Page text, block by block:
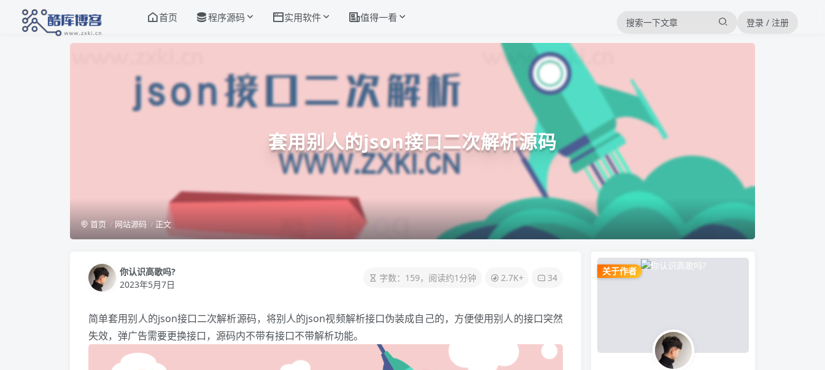
首页 程序源码 实用软件 值得一看 登录 / 注册
套用别人的json接口二次解析源码
首页 网站源码 正文
你认识高歌吗?
2023年5月7日
字数：159，阅读约1分钟 2.7K+ 34
简单套用别人的json接口二次解析源码，将别人的json视频解析接口伪装成自己的，方便使用别人的接口突然
失效，弹广告需要更换接口，源码内不带有接口不带解析功能。
关于作者